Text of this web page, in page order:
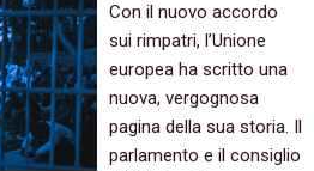
Con il nuovo accordo
sui rimpatri, l’Unione
europea ha scritto una
nuova, vergognosa
pagina della sua storia. Il
parlamento e il consiglio